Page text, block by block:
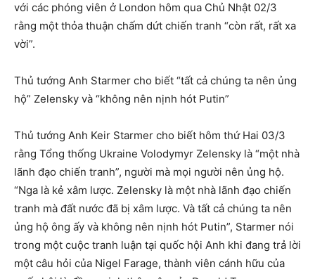
với các phóng viên ở London hôm qua Chủ Nhật 02/3
rằng một thỏa thuận chấm dứt chiến tranh “còn rất, rất xa
vời”.
Thủ tướng Anh Starmer cho biết “tất cả chúng ta nên ủng
hộ” Zelensky và “không nên nịnh hót Putin”
Thủ tướng Anh Keir Starmer cho biết hôm thứ Hai 03/3
rằng Tổng thống Ukraine Volodymyr Zelensky là “một nhà
lãnh đạo chiến tranh”, người mà mọi người nên ủng hộ.
“Nga là kẻ xâm lược. Zelensky là một nhà lãnh đạo chiến
tranh mà đất nước đã bị xâm lược. Và tất cả chúng ta nên
ủng hộ ông ấy và không nên nịnh hót Putin”, Starmer nói
trong một cuộc tranh luận tại quốc hội Anh khi đang trả lời
một câu hỏi của Nigel Farage, thành viên cánh hữu của